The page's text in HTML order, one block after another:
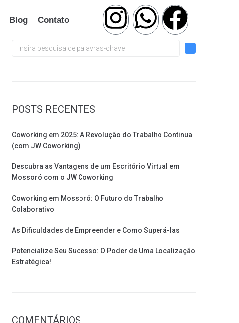
Blog Contato
POSTS RECENTES
Coworking em 2025: A Revolução do Trabalho Continua
(com JW Coworking)
Descubra as Vantagens de um Escritório Virtual em
Mossoró com o JW Coworking
Coworking em Mossoró: O Futuro do Trabalho
Colaborativo
As Dificuldades de Empreender e Como Superá-las
Potencialize Seu Sucesso: O Poder de Uma Localização
Estratégica!
COMENTÁRIOS